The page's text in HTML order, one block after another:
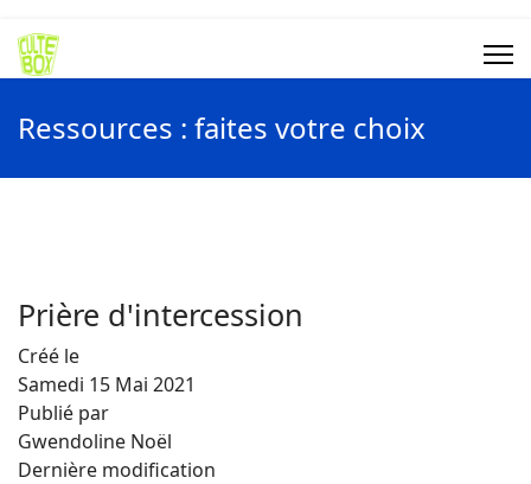
Ressources : faites votre choix
Prière d'intercession
Créé le
Samedi 15 Mai 2021
Publié par
Gwendoline Noël
Dernière modification